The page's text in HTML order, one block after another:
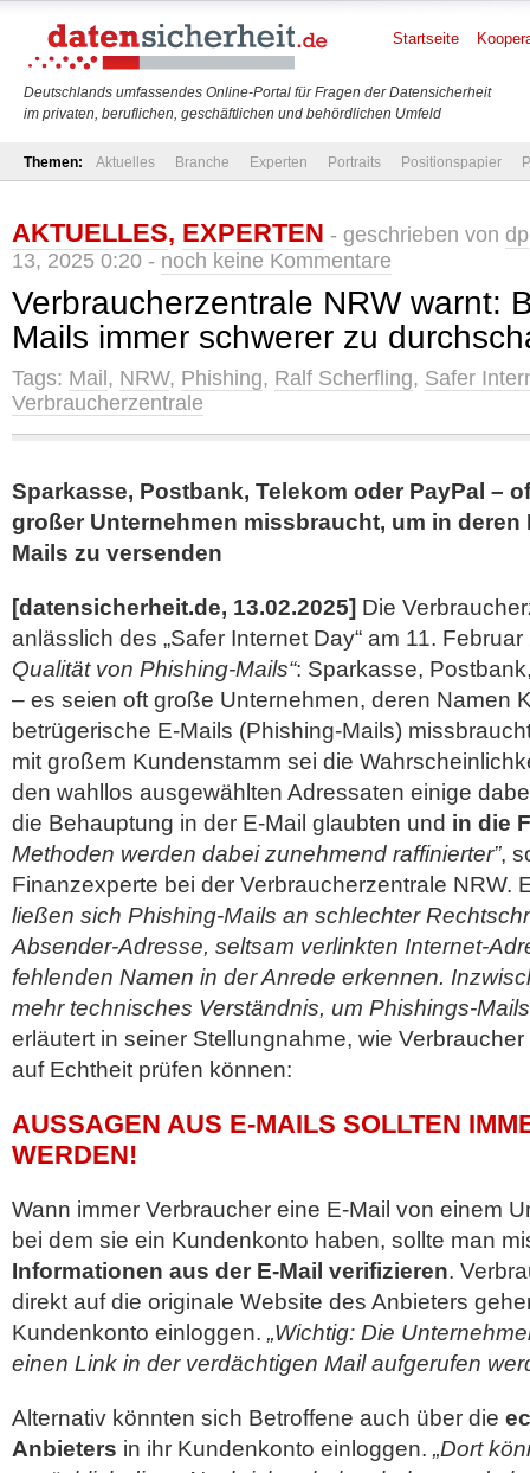
Deutschlands umfassendes Online-Portal für Fragen der Datensicherheit
im privaten, beruflichen, geschäftlichen und behördlichen Umfeld
Startseite
Themen: Aktuelles Branche Experten Portraits Positionspapier
AKTUELLES, EXPERTEN - geschrieben von dp
13, 2025 0:20 - noch keine Kommentare
Verbraucherzentrale NRW warnt:
Mails immer schwerer zu
Tags: Mail , NRW, Phishing, Ralf Scherfling, Safer
Verbraucherzentrale
Sparkasse, Postbank, Telekom oder PayPal –
großer Unternehmen missbraucht, um in deren
Mails zu versenden
[datensicherheit.de, 13.02.2025] Die
anlässlich des „Safer Internet Day“ am 11.
Qualität von Phishing-Mails“: Sparkasse,
– es seien oft große Unternehmen, deren Namen
betrügerische E-Mails (Phishing-Mails)
mit großem Kundenstamm sei die
den wahllos ausgewählten Adressaten einige
die Behauptung in der E-Mail glaubten und in die
Methoden werden dabei zunehmend raffinierter”,
Finanzexperte bei der Verbraucherzentrale NRW.
ließen sich Phishing-Mails an schlechter
Absender-Adresse, seltsam verlinkten Internet-
fehlenden Namen in der Anrede erkennen.
mehr technisches Verständnis, um Phishings-
erläutert in seiner Stellungnahme, wie
auf Echtheit prüfen können:
AUSSAGEN AUS E-MAILS SOLLTEN
WERDEN!
Wann immer Verbraucher eine E-Mail von einem
bei dem sie ein Kundenkonto haben, sollte man
Informationen aus der E-Mail verifizieren.
direkt auf die originale Website des Anbieters
Kundenkonto einloggen. „Wichtig: Die
einen Link in der verdächtigen Mail aufgerufen
Alternativ könnten sich Betroffene auch über die
Anbieters in ihr Kundenkonto einloggen. „Dort